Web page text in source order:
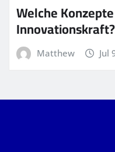
Welche
Innovationskraft?
Matthew Jul